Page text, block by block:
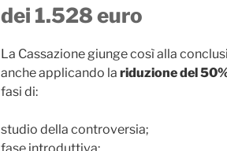
dei 1.528 euro
La Cassazione giunge così alla
anche applicando la riduzione del
fasi di:
studio della controversia;